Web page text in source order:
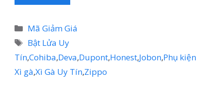
Danh
mục
Mã Giảm Giá
Thẻ
Bật Lửa Uy
Tín,Cohiba,Deva,Dupont,Honest,Jobon,Phụ kiện
Xì gà,Xì Gà Uy Tín,Zippo